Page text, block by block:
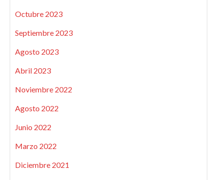
Octubre 2023
Septiembre 2023
Agosto 2023
Abril 2023
Noviembre 2022
Agosto 2022
Junio 2022
Marzo 2022
Diciembre 2021